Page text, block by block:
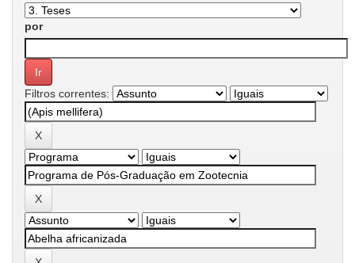
por
Filtros correntes: